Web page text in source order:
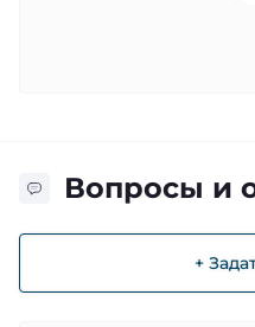
Вопросы и
+